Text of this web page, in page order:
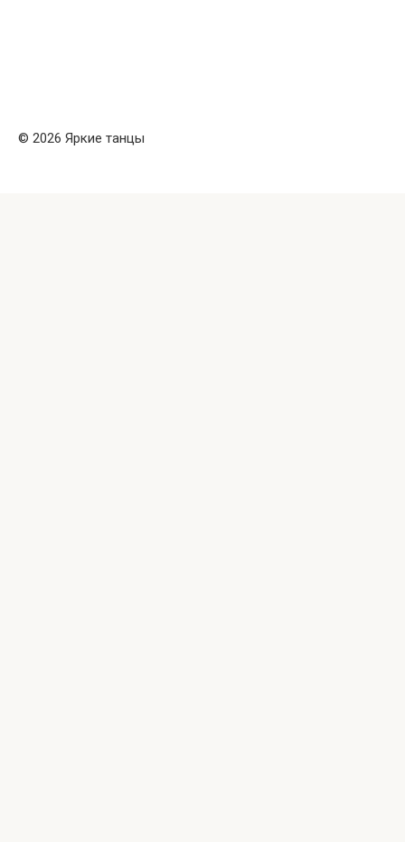
© 2026 Яркие танцы